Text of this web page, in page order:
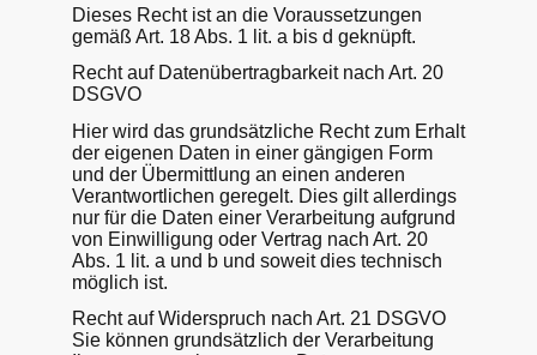
Dieses Recht ist an die Voraussetzungen
gemäß Art. 18 Abs. 1 lit. a bis d geknüpft.
Recht auf Datenübertragbarkeit nach Art. 20
DSGVO
Hier wird das grundsätzliche Recht zum Erhalt
der eigenen Daten in einer gängigen Form
und der Übermittlung an einen anderen
Verantwortlichen geregelt. Dies gilt allerdings
nur für die Daten einer Verarbeitung aufgrund
von Einwilligung oder Vertrag nach Art. 20
Abs. 1 lit. a und b und soweit dies technisch
möglich ist.
Recht auf Widerspruch nach Art. 21 DSGVO
Sie können grundsätzlich der Verarbeitung